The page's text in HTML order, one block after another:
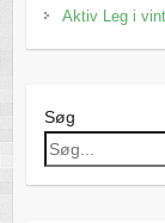
Aktiv Leg i
Søg